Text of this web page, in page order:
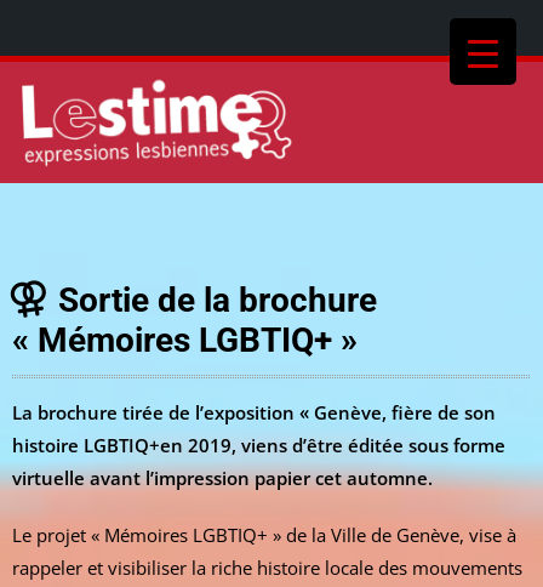
Sortie de la brochure
« Mémoires LGBTIQ+ »
La brochure tirée de l’exposition « Genève, fière de son
histoire LGBTIQ+en 2019, viens d’être éditée sous forme
virtuelle avant l’impression papier cet automne.
Le projet « Mémoires LGBTIQ+ » de la Ville de Genève, vise à
rappeler et visibiliser la riche histoire locale des mouvements